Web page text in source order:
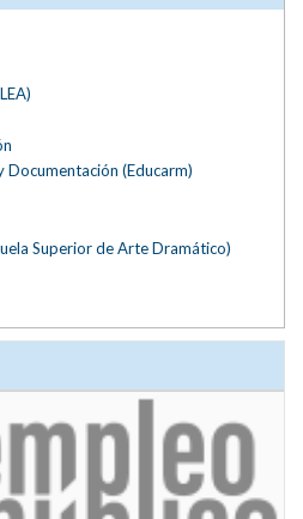
Documentación (Educarm)
Superior de Arte Dramático)